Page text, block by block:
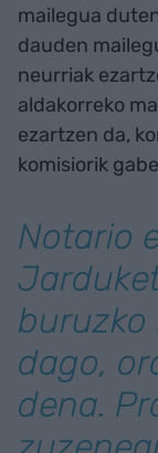
mailegua
dauden
neurriak
aldakorreko
ezartzen da,
komisiorik
Notario
buruzko
dago,
dena.